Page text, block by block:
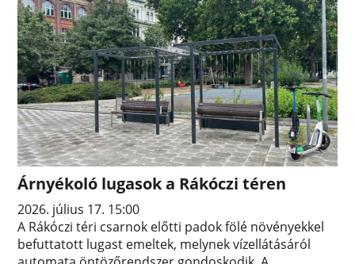
Árnyékoló lugasok a Rákóczi téren
2026. július 17. 15:00
A Rákóczi téri csarnok előtti padok fölé növényekkel
befuttatott lugast emeltek, melynek vízellátásáról